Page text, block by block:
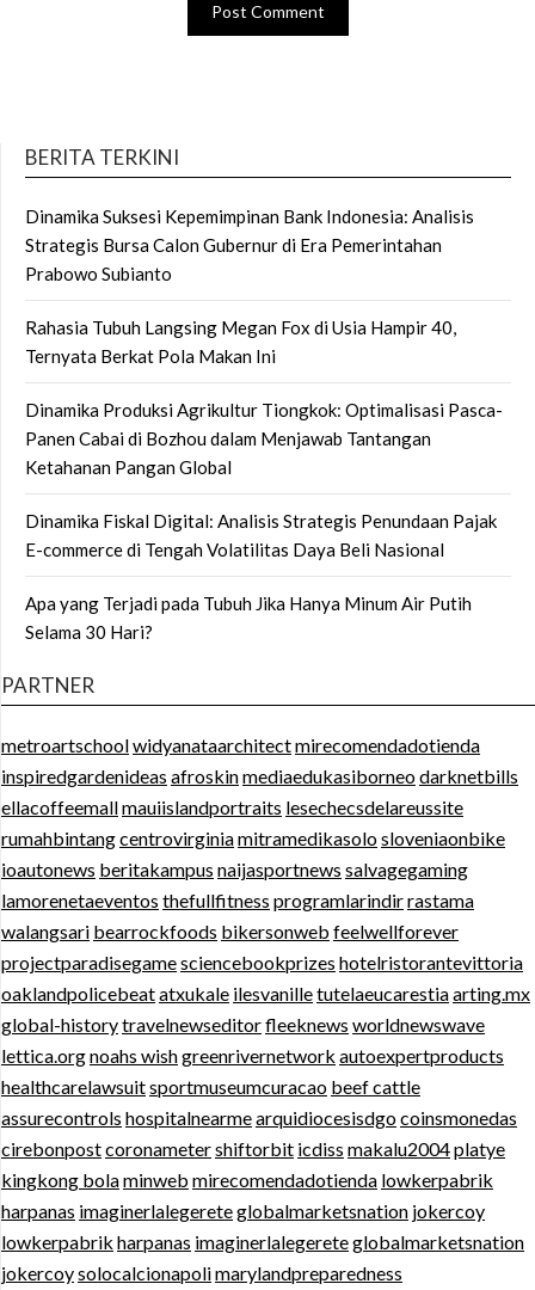
BERITA TERKINI
Dinamika Suksesi Kepemimpinan Bank Indonesia: Analisis
Strategis Bursa Calon Gubernur di Era Pemerintahan
Prabowo Subianto
Rahasia Tubuh Langsing Megan Fox di Usia Hampir 40,
Ternyata Berkat Pola Makan Ini
Dinamika Produksi Agrikultur Tiongkok: Optimalisasi Pasca-
Panen Cabai di Bozhou dalam Menjawab Tantangan
Ketahanan Pangan Global
Dinamika Fiskal Digital: Analisis Strategis Penundaan Pajak
E-commerce di Tengah Volatilitas Daya Beli Nasional
Apa yang Terjadi pada Tubuh Jika Hanya Minum Air Putih
Selama 30 Hari?
PARTNER
metroartschoolwidyanataarchitectmirecomendadotienda
inspiredgardenideas afroskinmediaedukasiborneodarknetbills
ellacoffeemallmauiislandportraits lesechecsdelareussite
rumahbintangcentrovirginiamitramedikasolosloveniaonbike
ioautonews beritakampus naijasportnews salvagegaming
lamorenetaeventos thefullfitness programlarindirrastama
walangsari bearrockfoods bikersonweb feelwellforever
projectparadisegamesciencebookprizes hotelristorantevittoria
oaklandpolicebeatatxukale ilesvanilletutelaeucarestiaarting.mx
global-historytravelnewseditorfleeknews worldnewswave
lettica.orgnoahs wishgreenrivernetwork autoexpertproducts
healthcarelawsuitsportmuseumcuracao beef cattle
assurecontrols hospitalnearmearquidiocesisdgocoinsmonedas
cirebonpostcoronametershiftorbit icdiss makalu2004platye
kingkong bolaminweb mirecomendadotienda lowkerpabrik
harpanas imaginerlalegereteglobalmarketsnation jokercoy
lowkerpabrik harpanas imaginerlalegereteglobalmarketsnation
jokercoysolocalcionapolimarylandpreparedness